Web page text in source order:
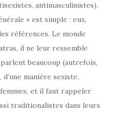
antimasculinistes).
» est simple : eux,
références. Le monde
il ne leur ressemble
beaucoup (autrefois,
manière sexiste,
et il faut rappeler
traditionalistes dans leurs